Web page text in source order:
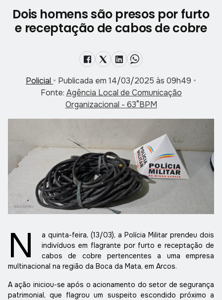
Dois homens são presos por furto
e receptação de cabos de cobre
Policial • Publicada em 14/03/2025 às 09h49 •
Fonte: Agência Local de Comunicação
Organizacional - 63°BPM
N
a quinta-feira, (13/03), a Polícia Militar prendeu dois
indivíduos em flagrante por furto e receptação de
cabos de cobre pertencentes a uma empresa
multinacional na região da Boca da Mata, em Arcos.
A ação iniciou-se após o acionamento do setor de segurança
patrimonial, que flagrou um suspeito escondido próximo a